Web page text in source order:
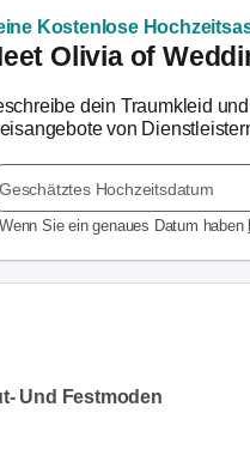
Kostenlose
Olivia of
dein Traumkleid
von
Geschätztes Hochzeitsdatum
Wenn Sie ein genaues Datum haben
Und Festmoden